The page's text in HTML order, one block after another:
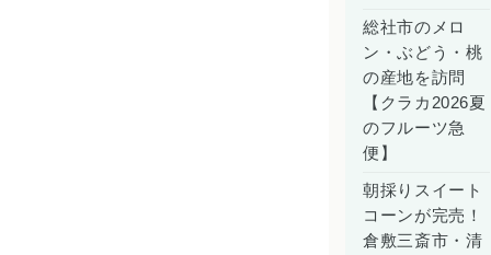
総社市のメロ
ン・ぶどう・桃
の産地を訪問
【クラカ2026夏
のフルーツ急
便】
朝採りスイート
コーンが完売！
倉敷三斎市・清